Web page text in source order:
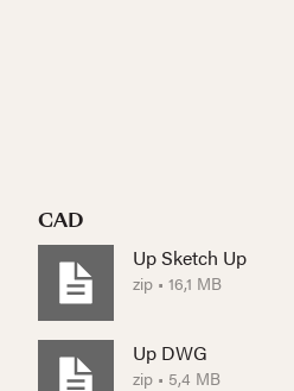
CAD
Up Sketch Up
zip • 16,1 MB
Up DWG
zip • 5,4 MB